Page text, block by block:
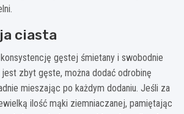
ciasta
gęstej śmietany i swobodnie
jest zbyt gęste, można dodać odrobinę
mieszając po każdym dodaniu. Jeśli za
ilość mąki ziemniaczanej, pamiętając